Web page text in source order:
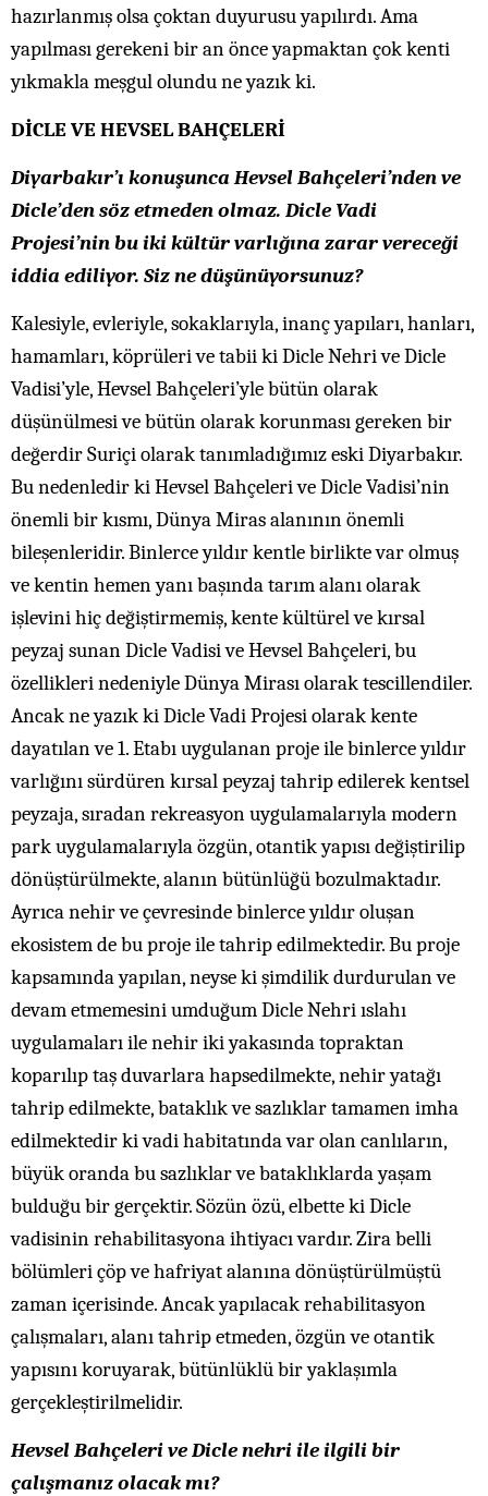
hazırlanmış olsa çoktan duyurusu yapılırdı. Ama
yapılması gerekeni bir an önce yapmaktan çok kenti
yıkmakla meşgul olundu ne yazık ki.
DİCLE VE HEVSEL BAHÇELERİ
Diyarbakır’ı konuşunca Hevsel Bahçeleri’nden ve
Dicle’den söz etmeden olmaz. Dicle Vadi
Projesi’nin bu iki kültür varlığına zarar vereceği
iddia ediliyor. Siz ne düşünüyorsunuz?
Kalesiyle, evleriyle, sokaklarıyla, inanç yapıları, hanları,
hamamları, köprüleri ve tabii ki Dicle Nehri ve Dicle
Vadisi’yle, Hevsel Bahçeleri’yle bütün olarak
düşünülmesi ve bütün olarak korunması gereken bir
değerdir Suriçi olarak tanımladığımız eski Diyarbakır.
Bu nedenledir ki Hevsel Bahçeleri ve Dicle Vadisi’nin
önemli bir kısmı, Dünya Miras alanının önemli
bileşenleridir. Binlerce yıldır kentle birlikte var olmuş
ve kentin hemen yanı başında tarım alanı olarak
işlevini hiç değiştirmemiş, kente kültürel ve kırsal
peyzaj sunan Dicle Vadisi ve Hevsel Bahçeleri, bu
özellikleri nedeniyle Dünya Mirası olarak tescillendiler.
Ancak ne yazık ki Dicle Vadi Projesi olarak kente
dayatılan ve 1. Etabı uygulanan proje ile binlerce yıldır
varlığını sürdüren kırsal peyzaj tahrip edilerek kentsel
peyzaja, sıradan rekreasyon uygulamalarıyla modern
park uygulamalarıyla özgün, otantik yapısı değiştirilip
dönüştürülmekte, alanın bütünlüğü bozulmaktadır.
Ayrıca nehir ve çevresinde binlerce yıldır oluşan
ekosistem de bu proje ile tahrip edilmektedir. Bu proje
kapsamında yapılan, neyse ki şimdilik durdurulan ve
devam etmemesini umduğum Dicle Nehri ıslahı
uygulamaları ile nehir iki yakasında topraktan
koparılıp taş duvarlara hapsedilmekte, nehir yatağı
tahrip edilmekte, bataklık ve sazlıklar tamamen imha
edilmektedir ki vadi habitatında var olan canlıların,
büyük oranda bu sazlıklar ve bataklıklarda yaşam
bulduğu bir gerçektir. Sözün özü, elbette ki Dicle
vadisinin rehabilitasyona ihtiyacı vardır. Zira belli
bölümleri çöp ve hafriyat alanına dönüştürülmüştü
zaman içerisinde. Ancak yapılacak rehabilitasyon
çalışmaları, alanı tahrip etmeden, özgün ve otantik
yapısını koruyarak, bütünlüklü bir yaklaşımla
gerçekleştirilmelidir.
Hevsel Bahçeleri ve Dicle nehri ile ilgili bir
çalışmanız olacak mı?